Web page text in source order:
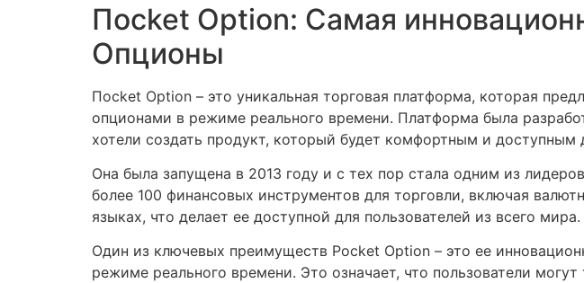
Пocket Option: Самая
Опционы
Пocket Option – это уникальная торговая платформа, которая
опционами в режиме реального времени. Платформа была
хотели создать продукт, который будет комфортным и доступным
Она была запущена в 2013 году и с тех пор стала одним из
более 100 финансовых инструментов для торговли, включая
языках, что делает ее доступной для пользователей из всего мира.
Один из ключевых преимуществ Pocket Option – это ее
режиме реального времени. Это означает, что пользователи